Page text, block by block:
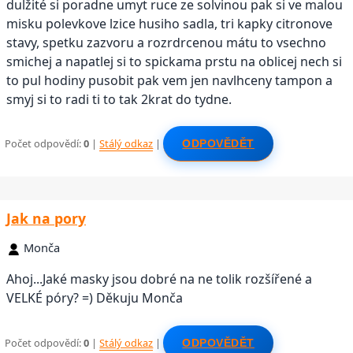
dulžité si poradne umyt ruce ze solvinou pak si ve malou
misku polevkove lzice husiho sadla, tri kapky citronove
stavy, spetku zazvoru a rozrdrcenou mátu to vsechno
smichej a napatlej si to spickama prstu na oblicej nech si
to pul hodiny pusobit pak vem jen navlhceny tampon a
smyj si to radi ti to tak 2krat do tydne.
Počet odpovědí:0 |Stálý odkaz | ODPOVĚDĚT
Jak na pory
Monča
Ahoj...Jaké masky jsou dobré na ne tolik rozšířené a
VELKÉ póry? =) Děkuju Monča
Počet odpovědí:0 |Stálý odkaz | ODPOVĚDĚT